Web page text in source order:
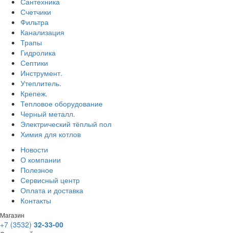
Счетчики
Фильтра
Канализация
Трапы
Гидролика
Септики
Инструмент.
Утеплитель.
Крепеж.
Тепловое оборудование
Черный металл.
Электрический тёплый пол
Химия для котлов
Новости
О компании
Полезное
Сервисный центр
Оплата и доставка
Контакты
Магазин
+7 (3532) 32-33-00